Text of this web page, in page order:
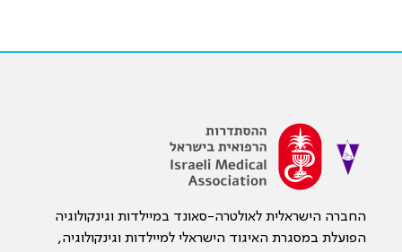
החברה הישראלית לאולטרה-סאונד במיילדות וגינקולוגיה
הפועלת במסגרת האיגוד הישראלי למיילדות וגינקולוגיה,